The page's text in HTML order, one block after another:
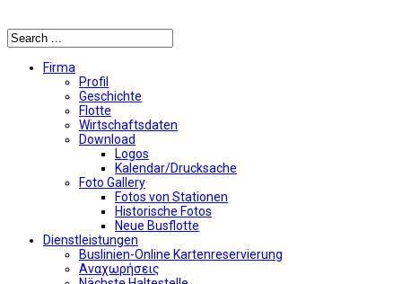
Firma
Profil
Geschichte
Flotte
Wirtschaftsdaten
Download
Logos
Kalendar/Drucksache
Foto Gallery
Fotos von Stationen
Historische Fotos
Neue Busflotte
Dienstleistungen
Buslinien-Online Kartenreservierung
Αναχωρήσεις